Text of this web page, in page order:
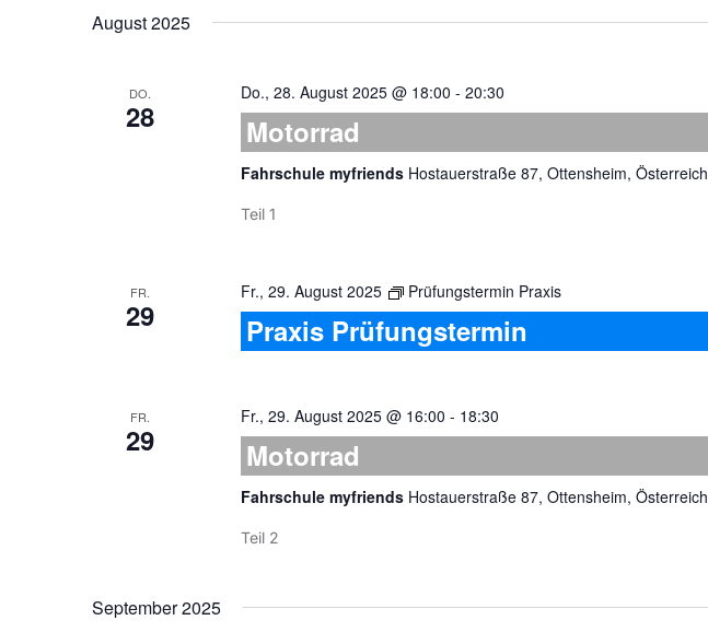
August 2025
DO.
28
Do., 28. August 2025 @ 18:00 - 20:30
Motorrad
Fahrschule myfriends Hostauerstraße 87, Ottensheim, Österreich
Teil 1
FR.
29
Fr., 29. August 2025 Prüfungstermin Praxis
Praxis Prüfungstermin
FR.
29
Fr., 29. August 2025 @ 16:00 - 18:30
Motorrad
Fahrschule myfriends Hostauerstraße 87, Ottensheim, Österreich
Teil 2
September 2025